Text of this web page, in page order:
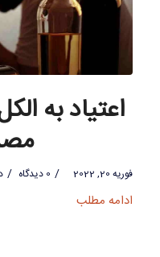
اعتیاد به
فوریه 20, 2022 / 0 دیدگاه /
ادامه مطلب